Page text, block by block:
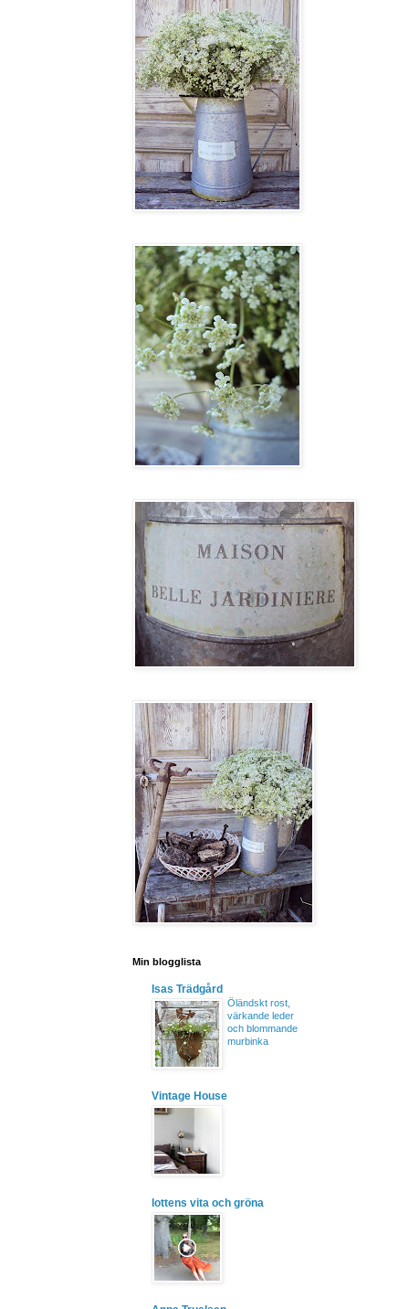
Min blogglista
Isas Trädgård
Öländskt rost,
värkande leder
och blommande
murbinka
Vintage House
lottens vita och gröna